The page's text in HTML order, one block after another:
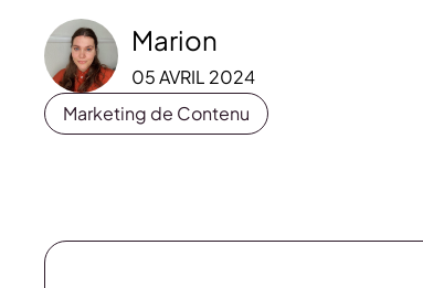
Marion
05 AVRIL 2024
Marketing de Contenu